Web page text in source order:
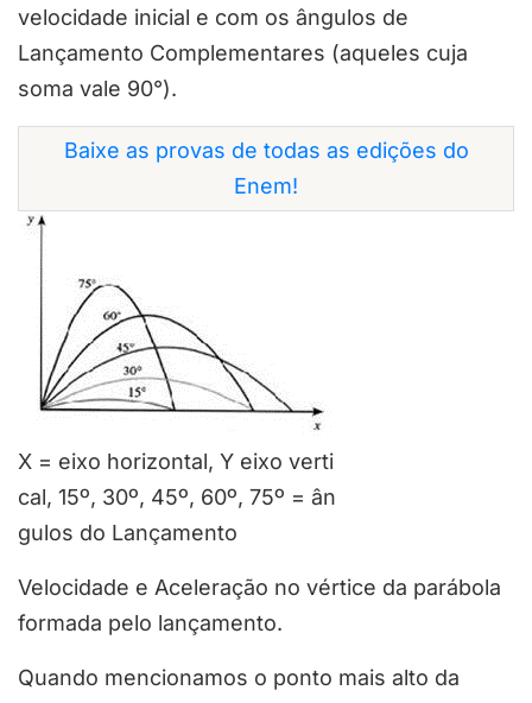
velocidade inicial e com os ângulos de
Lançamento Complementares (aqueles cuja
soma vale 90°).
Baixe as provas de todas as edições do
Enem!
X = eixo horizontal, Y eixo verti
cal, 15º, 30º, 45º, 60º, 75º = ân
gulos do Lançamento
Velocidade e Aceleração no vértice da parábola
formada pelo lançamento.
Quando mencionamos o ponto mais alto da